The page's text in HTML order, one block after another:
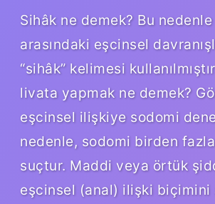
Sihâk ne demek? Bu nedenle
arasındaki eşcinsel
“sihâk” kelimesi
livata yapmak ne demek?
eşcinsel ilişkiye sodomi
nedenle, sodomi birden
suçtur. Maddi veya örtük
eşcinsel (anal) ilişki biçimini